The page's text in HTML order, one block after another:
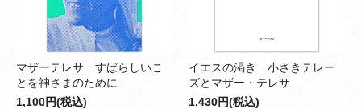
マザーテレサ すばらしいこ
とを神さまのために
1,100円(税込)
イエスの渇き 小さきテレー
ズとマザー・テレサ
1,430円(税込)